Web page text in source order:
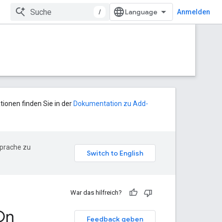
/ Anmelden
finden Sie in der Dokumentation zu Add-
zu
War das hilfreich?
Feedback geben